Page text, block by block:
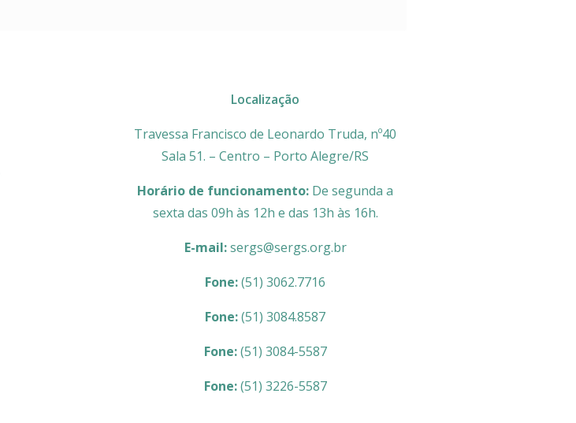
Localização
Travessa Francisco de Leonardo Truda, nº40
Sala 51. – Centro – Porto Alegre/RS
Horário de funcionamento: De segunda a
sexta das 09h às 12h e das 13h às 16h.
E-mail:sergs@sergs.org.br
Fone:(51) 3062.7716
Fone:(51) 3084.8587
Fone:(51) 3084-5587
Fone:(51) 3226-5587